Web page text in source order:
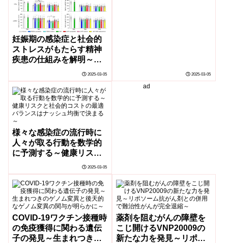
妊娠期の感染症と社会的
ストレスがもたらす精神
疾患の仕組みを解明～小
神疾患様行動異常回復に
成功～
2025-03-05 2025-03-05
様々な感染症の流行時に
人々が取る行動を数学的
に予測する～健康リスク
と社会的コストの最適バ
ランスはナッシュ均衡で
決まる～
2025-03-05
ad
COVID-19ワクチン接種時
の免疫獲得に関わる遺伝
子の発見～生まれつきの
薬剤を阻むがんの障壁を
こじ開けるVNP20009の
新たな力を発見～リポソ